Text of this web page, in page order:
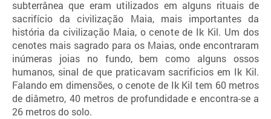
subterrânea que eram utilizados em alguns rituais de
sacrifício da civilização Maia, mais importantes da
história da civilização Maia, o cenote de Ik Kil. Um dos
cenotes mais sagrado para os Maias, onde encontraram
inúmeras joias no fundo, bem como alguns ossos
humanos, sinal de que praticavam sacrificios em Ik Kil.
Falando em dimensões, o cenote de Ik Kil tem 60 metros
de diâmetro, 40 metros de profundidade e encontra-se a
26 metros do solo.